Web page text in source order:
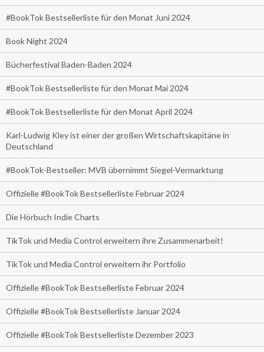
#BookTok Bestsellerliste für den Monat Juni 2024
Book Night 2024
Bücherfestival Baden-Baden 2024
#BookTok Bestsellerliste für den Monat Mai 2024
#BookTok Bestsellerliste für den Monat April 2024
Karl-Ludwig Kley ist einer der großen Wirtschaftskapitäne in
Deutschland
#BookTok-Bestseller: MVB übernimmt Siegel-Vermarktung
Offizielle #BookTok Bestsellerliste Februar 2024
Die Hörbuch Indie Charts
TikTok und Media Control erweitern ihre Zusammenarbeit!
TikTok und Media Control erweitern ihr Portfolio
Offizielle #BookTok Bestsellerliste Februar 2024
Offizielle #BookTok Bestsellerliste Januar 2024
Offizielle #BookTok Bestsellerliste Dezember 2023